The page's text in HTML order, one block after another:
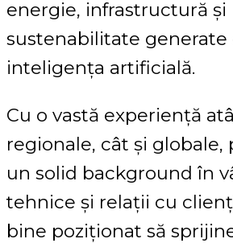
energie, infrastructură și
sustenabilitate generate
inteligența artificială.
Cu o vastă experiență
regionale, cât și globale,
un solid background în
tehnice și relații cu
bine poziționat să